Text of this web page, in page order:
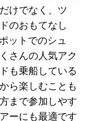
けでなく、ツ
のおもてなし
ットでのシュ
さんの人気アク
も乗船している
ら楽しむことも
まで参加しやす
ーにも最適です